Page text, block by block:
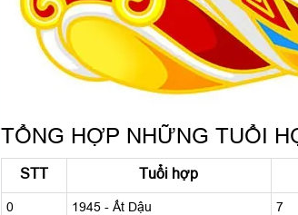
TỔNG HỢP NHỮNG TUỔI
STT Tuổi hợp
0 1945 - Ất Dậu 7